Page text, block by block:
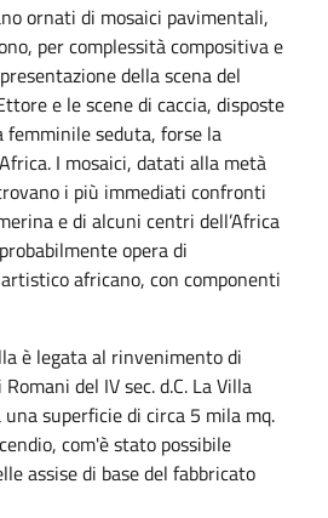
ornati di mosaici pavimentali,
per complessità compositiva e
della scena del
e le scene di caccia, disposte
seduta, forse la
I mosaici, datati alla metà
i più immediati confronti
e di alcuni centri dell’Africa
opera di
africano, con componenti
è legata al rinvenimento di
del IV sec. d.C. La Villa
superficie di circa 5 mila mq.
com'è stato possibile
assise di base del fabbricato